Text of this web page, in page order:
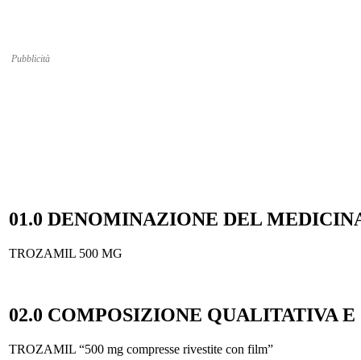
Pubblicità
01.0 DENOMINAZIONE DEL
TROZAMIL 500 MG
02.0 COMPOSIZIONE QUALITATIVA
TROZAMIL “500 mg compresse rivestite con film”